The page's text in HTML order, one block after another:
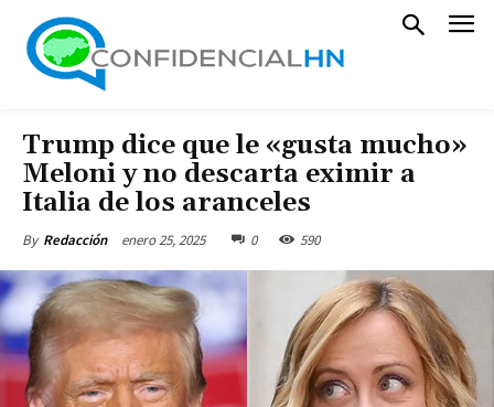
Trump dice que le «gusta mucho»
Meloni y no descarta eximir a
Italia de los aranceles
By Redacción enero 25, 2025 0 590